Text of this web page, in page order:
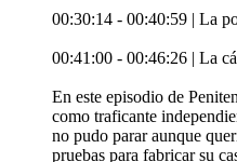
00:30:14 - 00:40:59 | La
00:41:00 - 00:46:26 | La
En este episodio de
como traficante
no pudo parar aunque
pruebas para fabricar su